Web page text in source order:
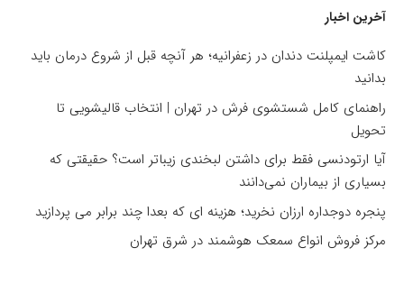
آخرین اخبار
کاشت ایمپلنت دندان در زعفرانیه؛ هر آنچه قبل از شروع درمان باید
بدانید
راهنمای کامل شستشوی فرش در تهران | انتخاب قالیشویی تا
تحویل
آیا ارتودنسی فقط برای داشتن لبخندی زیباتر است؟ حقیقتی که
بسیاری از بیماران نمی‌دانند
پنجره دوجداره ارزان نخرید؛ هزینه ای که بعدا چند برابر می پردازید
مرکز فروش انواع سمعک هوشمند در شرق تهران